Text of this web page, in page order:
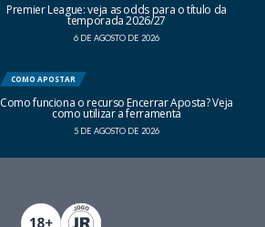
Premier League: veja as odds para o título da
temporada 2026/27
6 DE AGOSTO DE 2026
COMO APOSTAR
Como funciona o recurso Encerrar Aposta? Veja
como utilizar a ferramenta
5 DE AGOSTO DE 2026